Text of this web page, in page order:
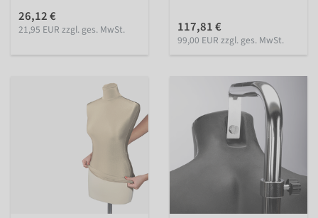
26,12 €
21,95 EUR zzgl. ges. MwSt. 117,81 €
99,00 EUR zzgl. ges. MwSt.